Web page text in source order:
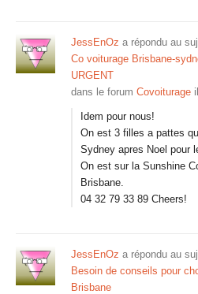
JessEnOz a répondu au
Co voiturage Brisbane-
URGENT
dans le forum Covoiturage
Idem pour nous!
On est 3 filles a pattes
Sydney apres Noel pour
On est sur la Sunshine
Brisbane.
04 32 79 33 89 Cheers!
JessEnOz a répondu au
Besoin de conseils pour
Brisbane